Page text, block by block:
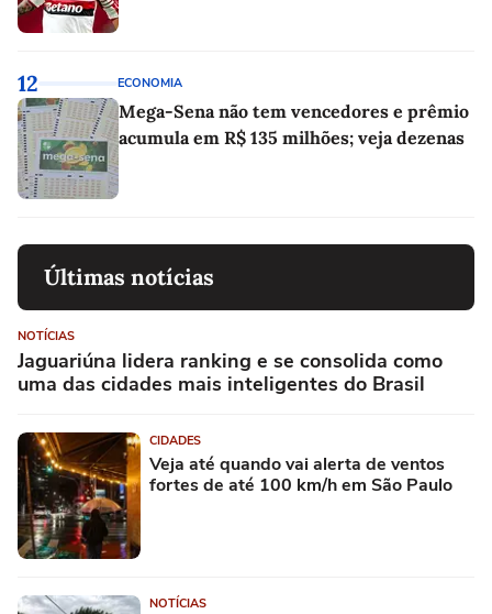
12 ECONOMIA
Mega-Sena não tem vencedores e prêmio
acumula em R$ 135 milhões; veja dezenas
Últimas notícias
NOTÍCIAS
Jaguariúna lidera ranking e se consolida como
uma das cidades mais inteligentes do Brasil
CIDADES
Veja até quando vai alerta de ventos
fortes de até 100 km/h em São Paulo
NOTÍCIAS